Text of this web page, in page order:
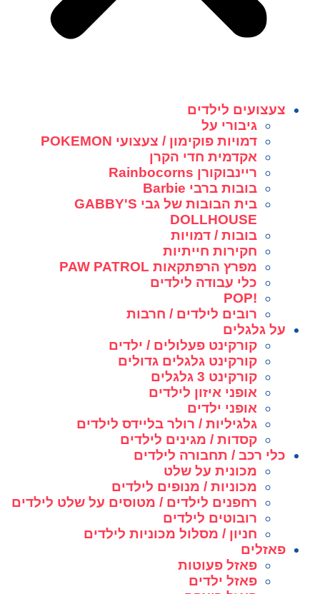
צעצועים לילדים
גיבורי על
דמויות פוקימון / צעצועי POKEMON
אקדמית חדי הקרן
ריינבוקורן Rainbocorns
בובות ברבי Barbie
בית הבובות של גבי GABBY'S
DOLLHOUSE
בובות / דמויות
חקירות חייתיות
מפרץ הרפתקאות PAW PATROL
כלי עבודה לילדים
!POP
רובים לילדים / חרבות
על גלגלים
קורקינט פעלולים / ילדים
קורקינט גלגלים גדולים
קורקינט 3 גלגלים
אופני איזון לילדים
אופני ילדים
גלגיליות / רולר בליידס לילדים
קסדות / מגינים לילדים
כלי רכב / תחבורה לילדים
מכונית על שלט
מכוניות / מנופים לילדים
רחפנים לילדים / מטוסים על שלט לילדים
רובוטים לילדים
חניון / מסלול מכוניות לילדים
פאזלים
פאזל פעוטות
פאזל ילדים